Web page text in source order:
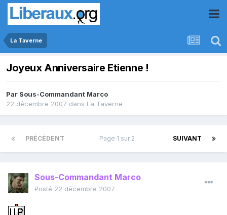
La Taverne
Joyeux Anniversaire Etienne !
Par Sous-Commandant Marco
22 décembre 2007 dans La Taverne
PRÉCÉDENT SUIVANT
Page 1 sur 2
Sous-Commandant Marco
Posté 22 décembre 2007